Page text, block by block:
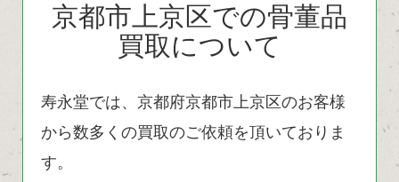
京都市上京区での骨董品
買取について
寿永堂では、京都府京都市上京区のお客様
から数多くの買取のご依頼を頂いておりま
す。